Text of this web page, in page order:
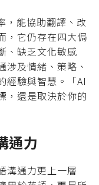
，能協助翻譯、改
，它仍存在四大侷
、缺乏文化敏感
涉及情緒、策略、
經驗與智慧。「AI
，還是取決於你的
通力
溝通力更上一層